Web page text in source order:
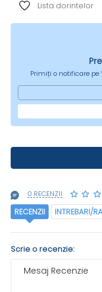
Lista dorintelor
Primiți o notificare pe
0 RECENZII
RECENZII INTREBARI/
Scrie o recenzie:
Mesaj Recenzie